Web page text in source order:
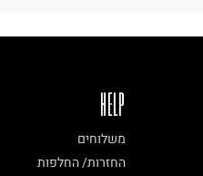
HELP
משלוחים
החזרות/ החלפות